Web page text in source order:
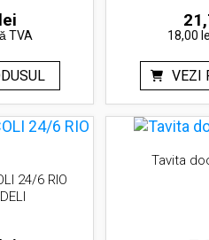
lei
TVA 18,00
VEZI
24/6 RIO
Tavita